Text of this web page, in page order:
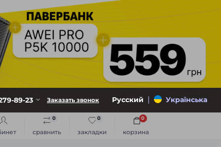
89-23 Заказать звонок Русский | Українська
сравнить
0
закладки
0
корзина
0